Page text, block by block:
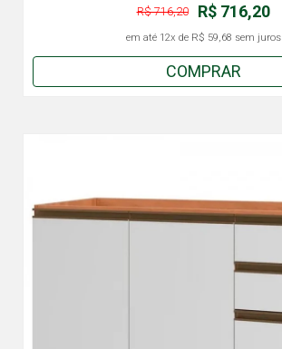
R$ 716,20
R$ 716,20
em até 12x de R$ 59,68 sem juros
COMPRAR